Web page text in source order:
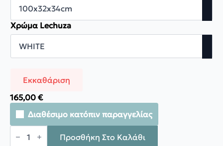
Χρώμα Lechuza
Εκκαθάριση
165,00 €
Διαθέσιμο κατόπιν παραγγελίας
Lechuza
TRIO
Προσθήκη Στο Καλάθι